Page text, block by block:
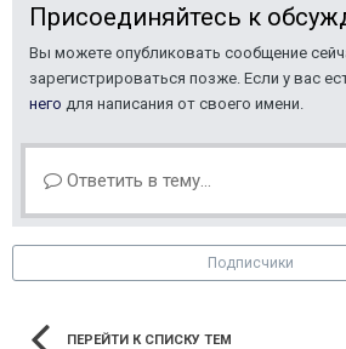
Присоединяйтесь к
Вы можете опубликовать сообщение
зарегистрироваться позже. Если у вас
него для написания от своего имени.
Ответить в тему...
Подписчики
ПЕРЕЙТИ К СПИСКУ ТЕМ